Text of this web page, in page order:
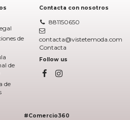
de
de
de
Contacta con nosotros
881150650
contacta@vistetemoda.com
Contacta
Follow us
#Comercio360